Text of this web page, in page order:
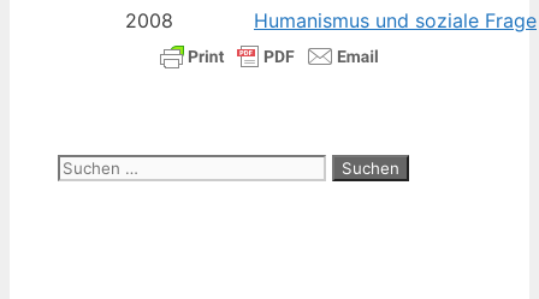
2008
Huma­nis­mus und sozia­le Fra­ge
Suchen